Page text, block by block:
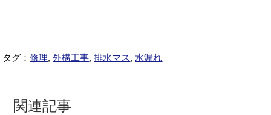
タグ：修理,外構工事,排水マス, 水漏れ
関連記事